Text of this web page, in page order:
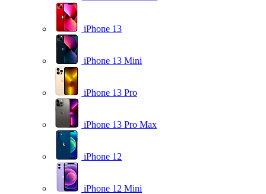
iPhone 13
iPhone 13 Mini
iPhone 13 Pro
iPhone 13 Pro Max
iPhone 12
iPhone 12 Mini